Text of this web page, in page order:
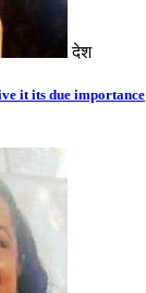
देश
it its due importance